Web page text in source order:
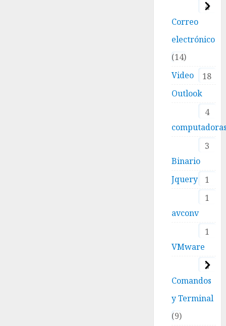
4
Correo
electrónico
14
Video
18
Outlook
4
3
Binario
1
Jquery
1
avconv
1
VMware
2
Comandos
y Terminal
9